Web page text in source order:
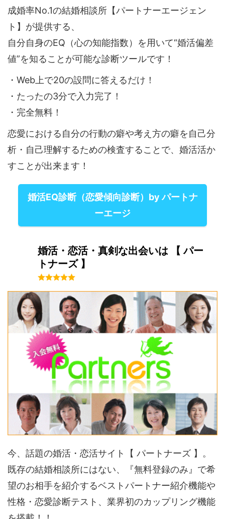
成婚率No.1の結婚相談所【パートナーエージェン
ト】が提供する、
自分自身のEQ（心の知能指数）を用いて“婚活偏差
値”を知ることが可能な診断ツールです！
・Web上で20の設問に答えるだけ！
・たったの3分で入力完了！
・完全無料！
恋愛における自分の行動の癖や考え方の癖を自己分
析・自己理解するための検査することで、婚活活か
すことが出来ます！
婚活EQ診断（恋愛傾向診断）by パートナ
ーエージ
婚活・恋活・真剣な出会いは 【 パー
トナーズ 】
今、話題の婚活・恋活サイト【 パートナーズ 】。
既存の結婚相談所にはない、『無料登録のみ』で希
望のお相手を紹介するベストパートナー紹介機能や
性格・恋愛診断テスト、業界初のカップリング機能